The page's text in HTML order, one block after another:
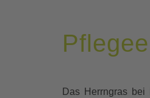
Das Herrngras